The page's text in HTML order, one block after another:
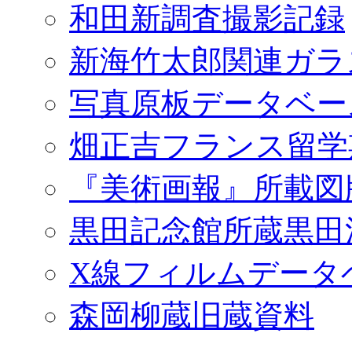
和田新調査撮影記録
新海竹太郎関連ガ
写真原板データベ
畑正吉フランス留
『美術画報』所載
黒田記念館所蔵黒
X線フィルムデータ
森岡柳蔵旧蔵資料